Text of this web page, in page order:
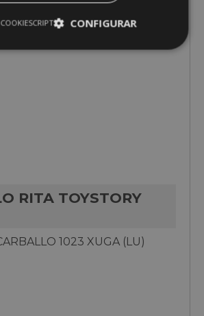
(C)
RITA TOYSTORY
1023 XUGA (LU)
CONFIGURAR